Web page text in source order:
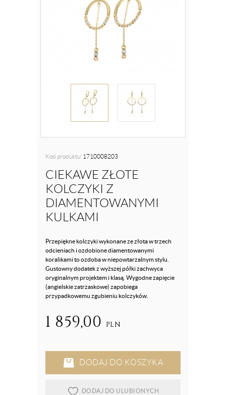
Kod produktu: 1710008203
CIEKAWE ZŁOTE
KOLCZYKI Z
DIAMENTOWANYMI
KULKAMI
Przepiękne kolczyki wykonane ze złota w trzech
odcieniach i ozdobione diamentowanymi
koralikami to ozdoba w niepowtarzalnym stylu.
Gustowny dodatek z wyższej półki zachwyca
oryginalnym projektem i klasą. Wygodne zapięcie
(angielskie zatrzaskowe) zapobiega
przypadkowemu zgubieniu kolczyków.
1 859,00 PLN
DODAJ DO KOSZYKA
DODAJ DO ULUBIONYCH